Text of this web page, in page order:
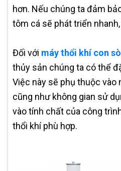
hơn. Nếu chúng ta đảm
tôm cá sẽ phát triển
Đối với máy thổi khí con sò
thủy sản chúng ta có thể
Việc này sẽ phụ thuộc vào
cũng như không gian sử
vào tính chất của công
thổi khí phù hợp.